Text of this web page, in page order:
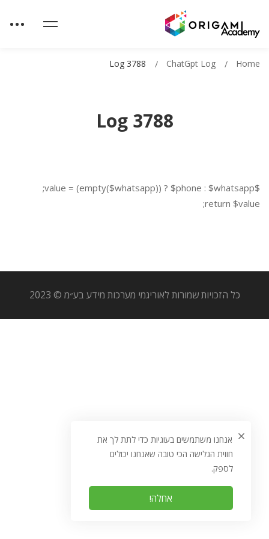
Log 3788
Home
ChatGpt Log
Log 3788
$value = (empty($whatsapp)) ? $phone : $whatsapp;
return $value;
כל הזכויות שמורות לאוריגמי מערכות מידע בע״מ © 2023
אנחנו משתמשים בעוגיות כדי לתת לך את
חווית הגלישה הכי טובה שאנחנו יכולים
לספק.
אחלה!